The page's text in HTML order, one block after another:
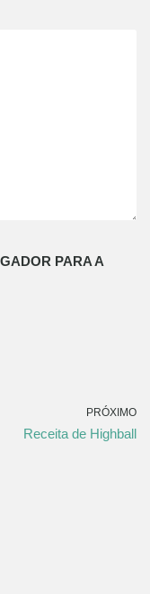
PARA A
PRÓXIMO
Receita de Highball